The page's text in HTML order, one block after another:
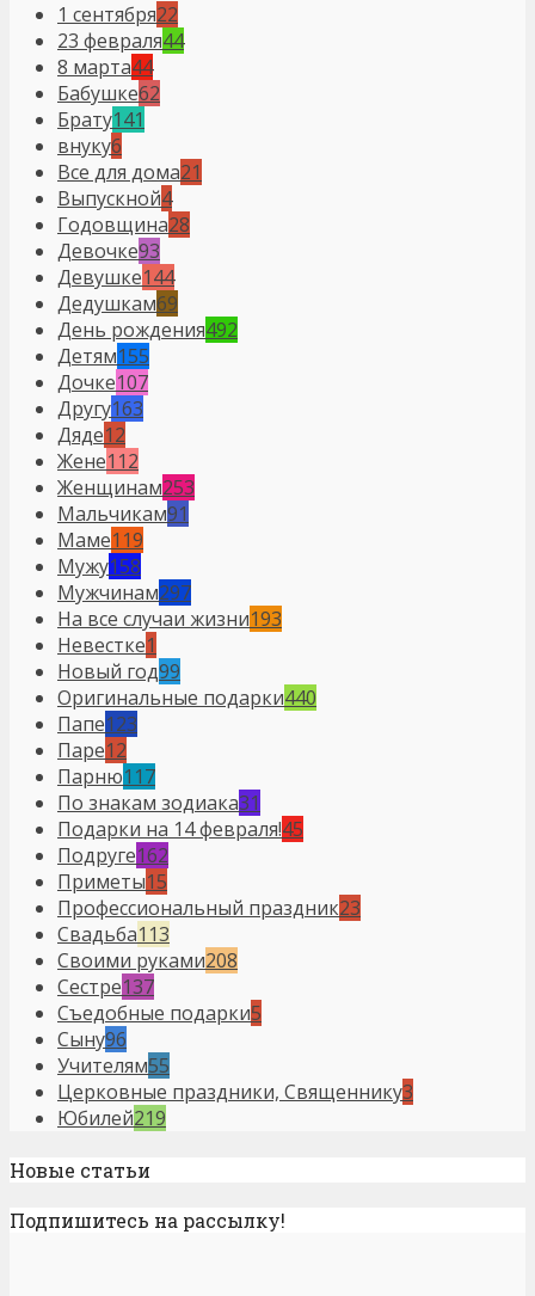
1 сентября22
23 февраля44
8 марта44
Бабушке62
Брату141
внуку6
Все для дома21
Выпускной4
Годовщина28
Девочке93
Девушке144
Дедушкам69
День рождения492
Детям155
Дочке107
Другу163
Дяде12
Жене112
Женщинам253
Мальчикам91
Маме119
Мужу158
Мужчинам297
На все случаи жизни193
Невестке1
Новый год99
Оригинальные подарки440
Папе123
Паре12
Парню117
По знакам зодиака31
Подарки на 14 февраля!45
Подруге162
Приметы15
Профессиональный праздник23
Свадьба113
Своими руками208
Сестре137
Съедобные подарки5
Сыну96
Учителям55
Церковные праздники, Священнику3
Юбилей219
Новые статьи
Подпишитесь на рассылку!